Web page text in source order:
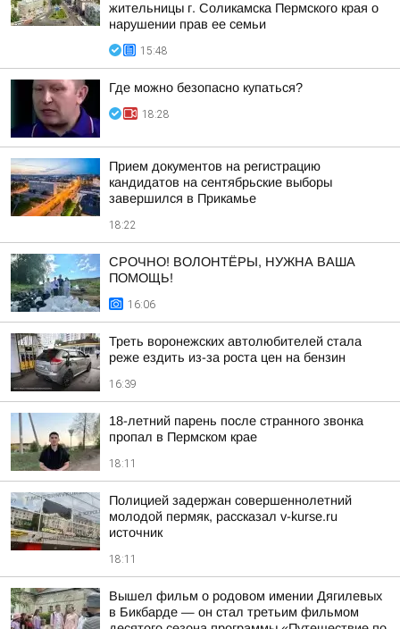
жительницы г. Соликамска Пермского края о
нарушении прав ее семьи
15:48
Где можно безопасно купаться?
18:28
Прием документов на регистрацию
кандидатов на сентябрьские выборы
завершился в Прикамье
18:22
СРОЧНО! ВОЛОНТЁРЫ, НУЖНА ВАША
ПОМОЩЬ!
16:06
Треть воронежских автолюбителей стала
реже ездить из-за роста цен на бензин
16:39
18-летний парень после странного звонка
пропал в Пермском крае
18:11
Полицией задержан совершеннолетний
молодой пермяк, рассказал v-kurse.ru
источник
18:11
Вышел фильм о родовом имении Дягилевых
в Бикбарде — он стал третьим фильмом